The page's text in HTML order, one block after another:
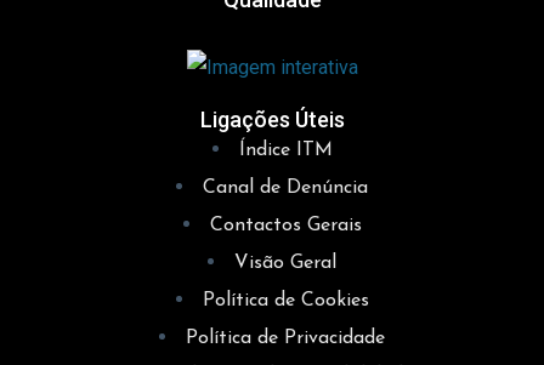
Ligações Úteis
Índice ITM
Canal de Denúncia
Contactos Gerais
Visão Geral
Política de Cookies
Política de Privacidade